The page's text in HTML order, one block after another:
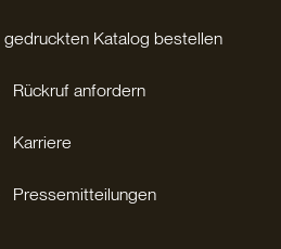
gedruckten Katalog bestellen
Rückruf anfordern
Karriere
Pressemitteilungen